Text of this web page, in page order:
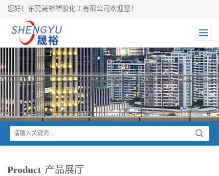
您好！东莞晟裕塑胶化工有限公司欢迎您！
Product 产品展厅